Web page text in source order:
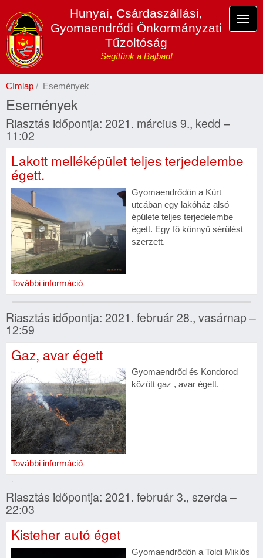
tartalomra
Hunyai, Csárdaszállási,
Gyomaendrődi Önkormányzati
Tűzoltóság
Segítünk a Bajban!
Címlap Események
Események
Riasztás időpontja: 2021. március 9., kedd –
11:02
Lakott melléképület teljes terjedelembe
égett.
Gyomaendrődön a Kürt
utcában egy lakóház alsó
épülete teljes terjedelembe
égett. Egy fő könnyű sérülést
szerzett.
További információ
Riasztás időpontja: 2021. február 28., vasárnap –
12:59
Gaz, avar égett
Gyomaendrőd és Kondorod
között gaz , avar égett.
További információ
Riasztás időpontja: 2021. február 3., szerda –
22:03
Kisteher autó éget
Gyomaendrődön a Toldi Miklós